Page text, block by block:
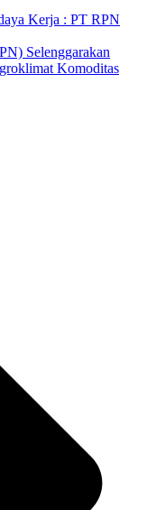
Kerja : PT RPN
Selenggarakan
Komoditas